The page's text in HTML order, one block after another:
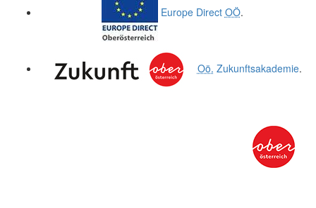
Europe Direct OÖ.
Oö. Zukunftsakademie.